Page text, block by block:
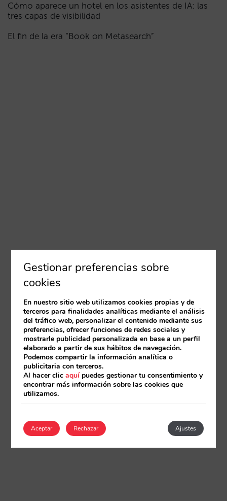
Cómo aparece un hotel en los asistentes de IA: las
tres capas de visibilidad
El fin de la era “Book on Metasearch”
Gestionar preferencias sobre
cookies
En nuestro sitio web utilizamos cookies propias y de
terceros para finalidades analíticas mediante el análisis
del tráfico web, personalizar el contenido mediante sus
preferencias, ofrecer funciones de redes sociales y
mostrarle publicidad personalizada en base a un perfil
elaborado a partir de sus hábitos de navegación.
Podemos compartir la información analítica o
publicitaria con terceros.
Al hacer clicaquípuedes gestionar tu consentimiento y
encontrar más información sobre las cookies que
utilizamos.
Aceptar Ajustes
Rechazar